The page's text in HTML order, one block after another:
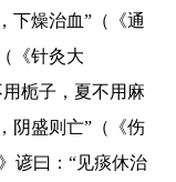
下燥治血”（《通
《针灸大
栀子，夏不用麻
阴盛则亡”（《伤
谚曰：“见痰休治